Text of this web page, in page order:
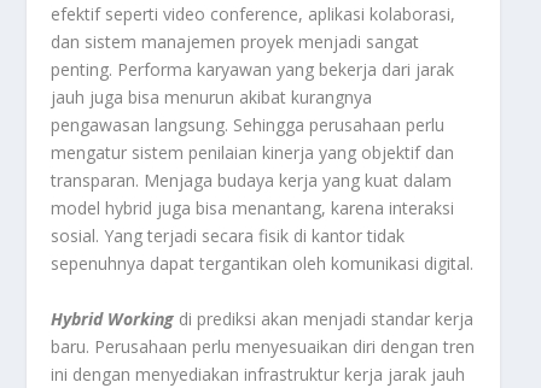
efektif seperti video conference, aplikasi kolaborasi,
dan sistem manajemen proyek menjadi sangat
penting. Performa karyawan yang bekerja dari jarak
jauh juga bisa menurun akibat kurangnya
pengawasan langsung. Sehingga perusahaan perlu
mengatur sistem penilaian kinerja yang objektif dan
transparan. Menjaga budaya kerja yang kuat dalam
model hybrid juga bisa menantang, karena interaksi
sosial. Yang terjadi secara fisik di kantor tidak
sepenuhnya dapat tergantikan oleh komunikasi digital.
Hybrid Working di prediksi akan menjadi standar kerja
baru. Perusahaan perlu menyesuaikan diri dengan tren
ini dengan menyediakan infrastruktur kerja jarak jauh